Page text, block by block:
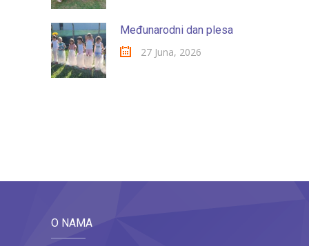
Međunarodni dan plesa
27 Juna, 2026
O NAMA